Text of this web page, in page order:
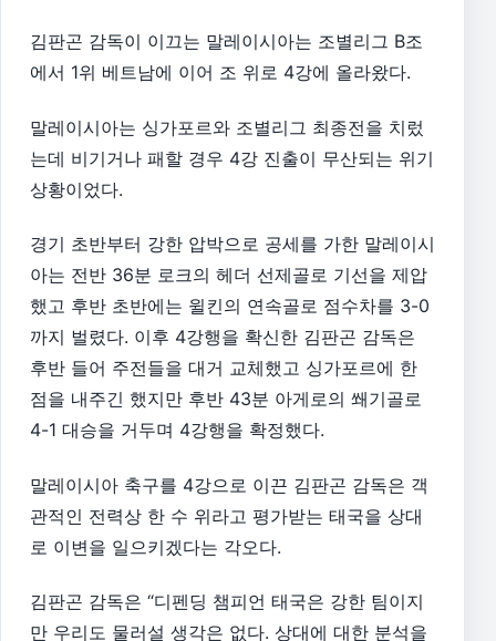
김판곤 감독이 이끄는 말레이시아는 조별리그 B조
에서 1위 베트남에 이어 조 위로 4강에 올라왔다.
말레이시아는 싱가포르와 조별리그 최종전을 치렀
는데 비기거나 패할 경우 4강 진출이 무산되는 위기
상황이었다.
경기 초반부터 강한 압박으로 공세를 가한 말레이시
아는 전반 36분 로크의 헤더 선제골로 기선을 제압
했고 후반 초반에는 윌킨의 연속골로 점수차를 3-0
까지 벌렸다. 이후 4강행을 확신한 김판곤 감독은
후반 들어 주전들을 대거 교체했고 싱가포르에 한
점을 내주긴 했지만 후반 43분 아게로의 쐐기골로
4-1 대승을 거두며 4강행을 확정했다.
말레이시아 축구를 4강으로 이끈 김판곤 감독은 객
관적인 전력상 한 수 위라고 평가받는 태국을 상대
로 이변을 일으키겠다는 각오다.
김판곤 감독은 “디펜딩 챔피언 태국은 강한 팀이지
만 우리도 물러설 생각은 없다. 상대에 대한 분석을